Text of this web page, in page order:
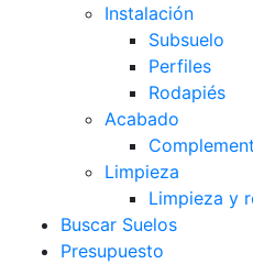
Instalación
Subsuelo
Perfiles
Rodapiés
Acabado
Limpieza
Limpieza y
Buscar Suelos
Presupuesto